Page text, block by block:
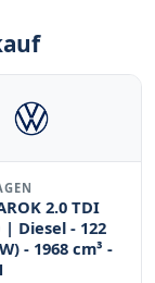
2.0 TDI
| Diesel - 122
- 1968 cm³ -